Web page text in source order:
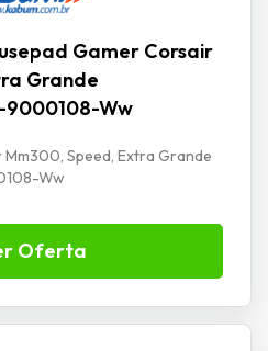
Gamer Corsair
Grande
9000108-Ww
Speed, Extra Grande
Ww
Oferta